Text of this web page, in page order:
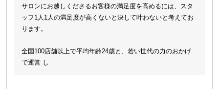
サロンにお越しくださるお客様の満足度を高めるには、スタ
ッフ1人1人の満足度が高くないと決して叶わないと考えてお
ります。
全国100店舗以上で平均年齢24歳と、若い世代の力のおかげ
で運営 し